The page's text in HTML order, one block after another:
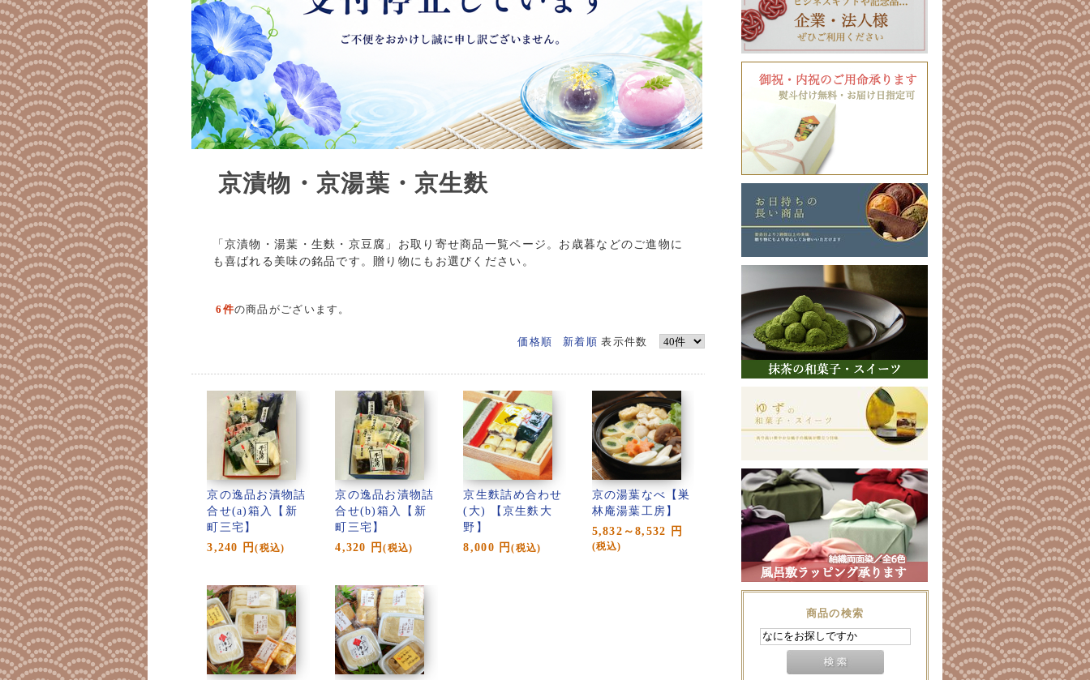
京漬物・京湯葉・京生麩
「京漬物・湯葉・生麩・京豆腐」お取り寄せ商品一覧ページ。お歳暮などのご進物に
も喜ばれる美味の銘品です。贈り物にもお選びください。
6件の商品がございます。
価格順 新着順 表示件数
京の逸品お漬物詰
合せ(a)箱入【新
町三宅】
3,240
円(税込)
京の逸品お漬物詰
合せ(b)箱入【新
町三宅】
4,320
円(税込)
京生麩詰め合わせ
(大) 【京生麩大
野】
8,000 円(税込)
京の湯葉なべ【巣
林庵湯葉工房】
5,832～8,532 円
(税込)
商品の検索